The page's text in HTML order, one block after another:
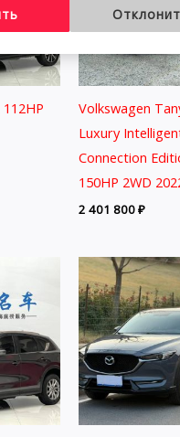
Volkswagen
Luxury
Connection
150HP 2WD
2 401 800₽